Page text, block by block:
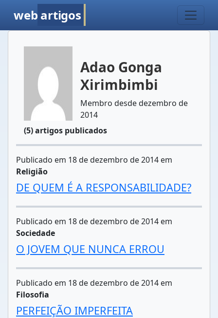
web artigos
Adao Gonga
Xirimbimbi
Membro desde dezembro de
2014
(5) artigos publicados
Publicado em 18 de dezembro de 2014 em
Religião
DE QUEM É A RESPONSABILIDADE?
Publicado em 18 de dezembro de 2014 em
Sociedade
O JOVEM QUE NUNCA ERROU
Publicado em 18 de dezembro de 2014 em
Filosofia
PERFEIÇÃO IMPERFEITA